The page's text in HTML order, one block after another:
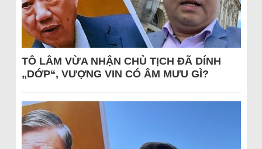
TÔ LÂM VỪA NHẬN CHỦ TỊCH ĐÃ DÍNH
„DỚP“, VƯỢNG VIN CÓ ÂM MƯU GÌ?